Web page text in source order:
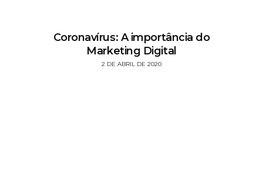
Coronavírus: A importância do
Marketing Digital
2 DE ABRIL DE 2020